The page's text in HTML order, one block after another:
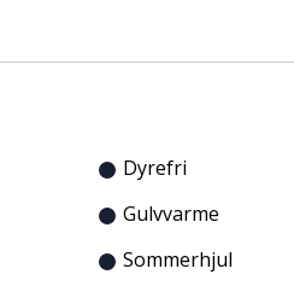
Dyrefri
Gulvvarme
Sommerhjul